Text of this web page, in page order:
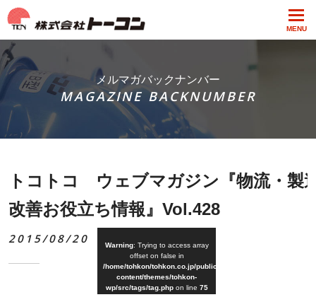
MENU
メルマガバックナンバー
MAGAZINE BACKNUMBER
トコトコ ウェブマガジン『物流・製
改善お役立ち情報』Vol.428
2015/08/20 Warning: Trying to access array
offset on false in
/home/tohkon/tohkon.co.jp/public_html/wp-
content/themes/tohkon-
wp/src/tags/tag.phpon line 75